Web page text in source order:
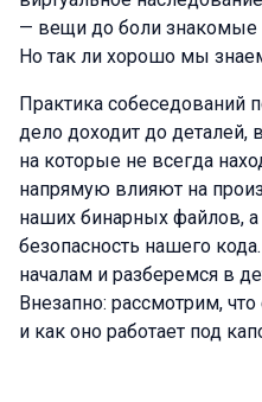
— вещи до боли знакомые
Но так ли хорошо мы
Практика собеседований
дело доходит до деталей,
на которые не всегда
напрямую влияют на
наших бинарных файлов,
безопасность нашего
началам и разберемся в
Внезапно: рассмотрим,
и как оно работает под